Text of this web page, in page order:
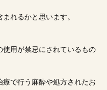
れるかと思います。
用が禁忌にされているもの
で行う麻酔や処方されたお